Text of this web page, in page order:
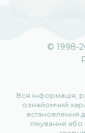
© 1998-
Вся інформація,
ознайомчий
встановлення
лікування